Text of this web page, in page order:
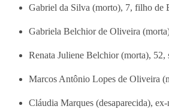
Gabriel da Silva (morto), 7, filho de
Gabriela Belchior de Oliveira
Renata Juliene Belchior (morta), 52,
Marcos Antônio Lopes de Oliveira
Cláudia Marques (desaparecida),